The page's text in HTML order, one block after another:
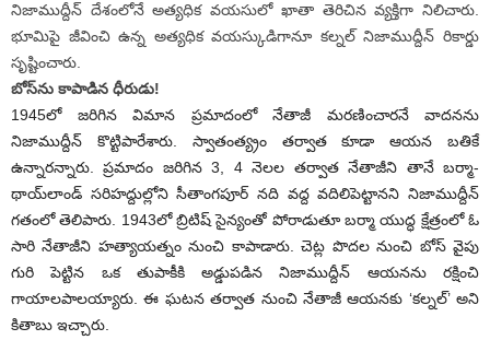
నిజాముద్దీన్‌ దేశంలోనే అత్యధిక వయసులో ఖాతా తెరిచిన వ్యక్తిగా నిలిచారు.
భూమిపై జీవించి ఉన్న అత్యధిక వయస్కుడిగానూ కల్నల్‌ నిజాముద్దీన్‌ రికార్డు
సృష్టించారు.
బోస్‌ను కాపాడిన ధీరుడు!
1945లో జరిగిన విమాన ప్రమాదంలో నేతాజీ మరణించారనే వాదనను
నిజాముద్దీన్‌ కొట్టిపారేశారు. స్వాతంత్య్రం తర్వాత కూడా ఆయన బతికే
ఉన్నారన్నారు. ప్రమాదం జరిగిన 3, 4 నెలల తర్వాత నేతాజీని తానే బర్మా-
థాయ్‌లాండ్‌ సరిహద్దుల్లోని సీతాంగపూర్‌ నది వద్ద వదిలిపెట్టానని నిజాముద్దీన్‌
గతంలో తెలిపారు. 1943లో బ్రిటిష్‌ సైన్యంతో పోరాడుతూ బర్మా యుద్ధ క్షేత్రంలో ఓ
సారి నేతాజీని హత్యాయత్నం నుంచి కాపాడారు. చెట్ల పొదల నుంచి బోస్‌ వైపు
గురి పెట్టిన ఒక తుపాకీకి అడ్డుపడిన నిజాముద్దీన్‌ ఆయనను రక్షించి
గాయాలపాలయ్యారు. ఈ ఘటన తర్వాత నుంచి నేతాజీ ఆయనకు ‘కల్నల్‌’ అని
కితాబు ఇచ్చారు.